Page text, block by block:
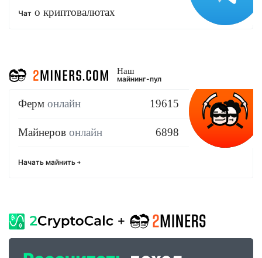
Чат о криптовалютах
Наш
майнинг-пул
Ферм онлайн 19615
Майнеров онлайн 6898
Начать майнить